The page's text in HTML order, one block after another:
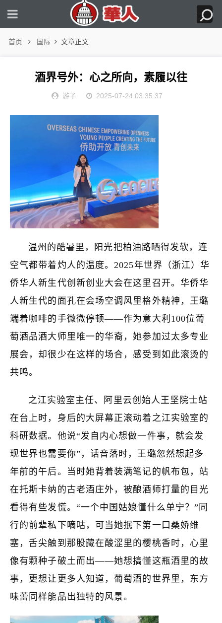
首页 国际 文章正文
酒界号外：心之所向，素履以往
游子 2025-07-24 03:35:37
温州的酷暑里，阳光把柏油路晒得发软，连
空气都带着灼人的温度。2025年世界（浙江）华
侨华人新生代创新创业大会在这里召开。华侨华
人新生代的面孔在会场空调风里格外精神，王璐
端着咖啡的手微微停顿——作为意大利100位葡
萄酒品酒大师里唯一的华裔，她参加过太多专业
展会，却很少在这样的场合，感受到如此滚烫的
共鸣。
之江实验室主任、阿里云创始人王坚院士站
在台上时，身后的大屏幕正滚动着之江实验室的
科研数据。他说“发自内心想做一件事，就会发
现世界也需要你”，话音落时，王璐忽然想起多
年前的午后。当时她背着装满笔记的帆布包，站
在托斯卡纳的古老酒庄外，被酿酒师打量的目光
看得有些发慌。“一个中国姑娘懂什么单宁？”同
行的前辈私下嘀咕，可当她抿下第一口桑娇维
塞，舌尖触到那股藏在酸涩里的樱桃香时，心里
像有颗种子破土而出——她想搞懂这瓶酒里的故
事，更想让更多人知道，葡萄酒的世界里，东方
味蕾同样能品出独特的风景。